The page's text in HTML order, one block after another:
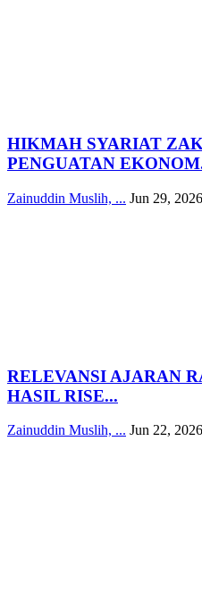
HIKMAH SYARIAT
PENGUATAN
Zainuddin Muslih, ... Jun 29, 2026
RELEVANSI AJARAN
HASIL RISE...
Zainuddin Muslih, ... Jun 22, 2026